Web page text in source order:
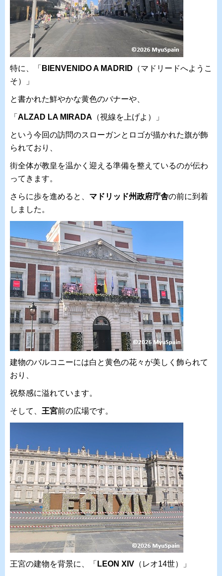
特に、「 BIENVENIDO A MADRID （マドリードへようこ
そ）」
と書かれた鮮やかな黄色のバナーや、
「 ALZAD LA MIRADA （視線を上げよ）」
という今回の訪問のスローガンとロゴが描かれた旗が飾
られており、
街全体が教皇を温かく迎える準備を整えているのが伝わ
ってきます。
さらに歩を進めると、 マドリッド州政府庁舎の前に到着
しました。
建物のバルコニーには白と黄色の花々が美しく飾られて
おり、
祝祭感に溢れています。
そして、 王宮前の広場です。
王宮の建物を背景に、「 LEON XIV （レオ14世）」